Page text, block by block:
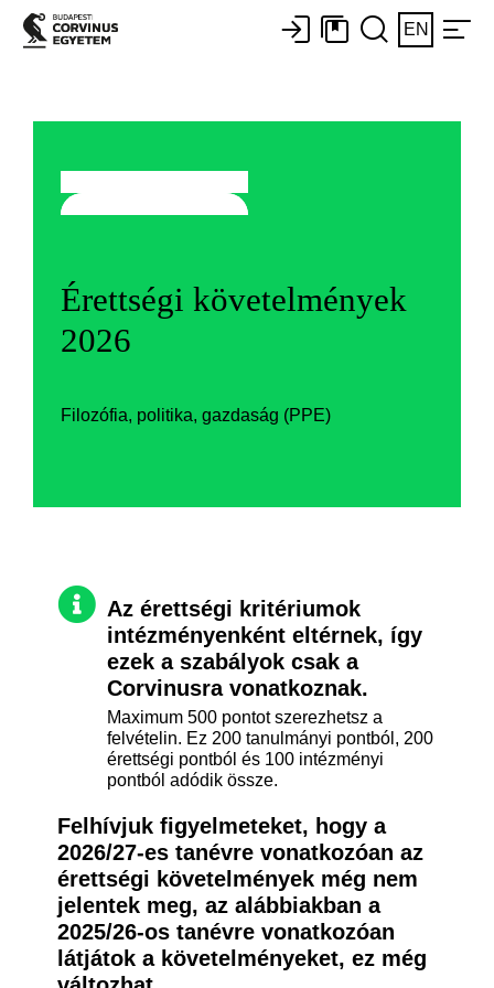
EN
Érettségi követelmények
2026
Filozófia, politika, gazdaság (PPE)
Az érettségi kritériumok
intézményenként eltérnek, így
ezek a szabályok csak a
Corvinusra vonatkoznak.
Maximum 500 pontot szerezhetsz a
felvételin. Ez 200 tanulmányi pontból, 200
érettségi pontból és 100 intézményi
pontból adódik össze.
Felhívjuk figyelmeteket, hogy a
2026/27-es tanévre vonatkozóan az
érettségi követelmények még nem
jelentek meg, az alábbiakban a
2025/26-os tanévre vonatkozóan
látjátok a követelményeket, ez még